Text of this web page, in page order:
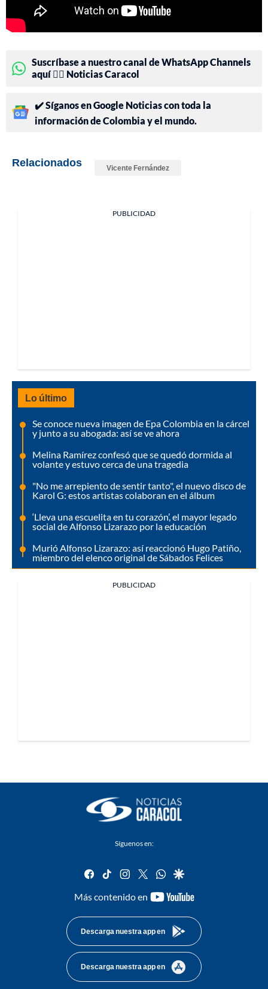
Suscríbase a nuestro canal de WhatsApp Channels
aquí 👉🏻 Noticias Caracol
✔️ Síganos en Google Noticias con toda la
información de Colombia y el mundo.
Relacionados Vicente Fernández
PUBLICIDAD
Lo último
Se conoce nueva imagen de Epa Colombia en la cárcel
y junto a su abogada: así se ve ahora
Melina Ramírez confesó que se quedó dormida al
volante y estuvo cerca de una tragedia
"No me arrepiento de sentir tanto", el nuevo disco de
Karol G: estos artistas colaboran en el álbum
‘Lleva una escuelita en tu corazón’, el mayor legado
social de Alfonso Lizarazo por la educación
Murió Alfonso Lizarazo: así reaccionó Hugo Patiño,
miembro del elenco original de Sábados Felices
PUBLICIDAD
Síguenos en:
facebook
tiktok instagram
twitterwhatsapp
google
Más contenido en
youtube-
Descarga nuestra app en
Descarga nuestra app en